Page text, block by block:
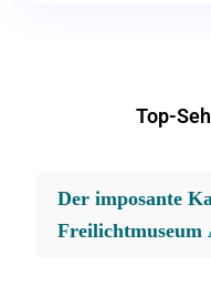
Top-
Der imposante
Freilichtmuseum